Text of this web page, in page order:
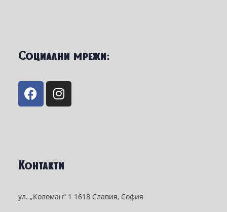
Социални мрежи:
Контакти
ул. „Коломан“ 1 1618 Славия, София